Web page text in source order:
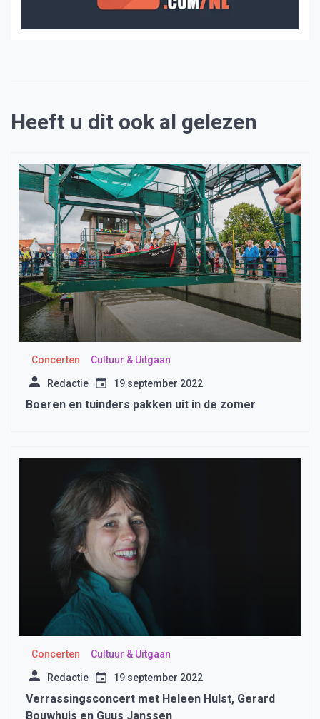
Heeft u dit ook al gelezen
Concerten Cultuur & Uitgaan
Redactie 19 september 2022
Boeren en tuinders pakken uit in de zomer
Concerten Cultuur & Uitgaan
Redactie 19 september 2022
Verrassingsconcert met Heleen Hulst, Gerard
Bouwhuis en Guus Janssen